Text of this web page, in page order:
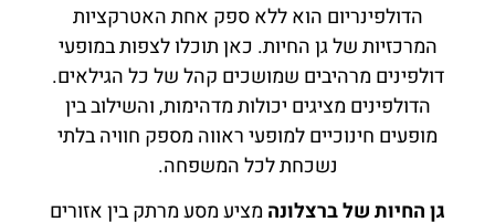
הדולפינריום הוא ללא ספק אחת האטרקציות
המרכזיות של גן החיות. כאן תוכלו לצפות במופעי
דולפינים מרהיבים שמושכים קהל של כל הגילאים.
הדולפינים מציגים יכולות מדהימות, והשילוב בין
מופעים חינוכיים למופעי ראווה מספק חוויה בלתי
נשכחת לכל המשפחה.
גן החיות של ברצלונה מציע מסע מרתק בין אזורים